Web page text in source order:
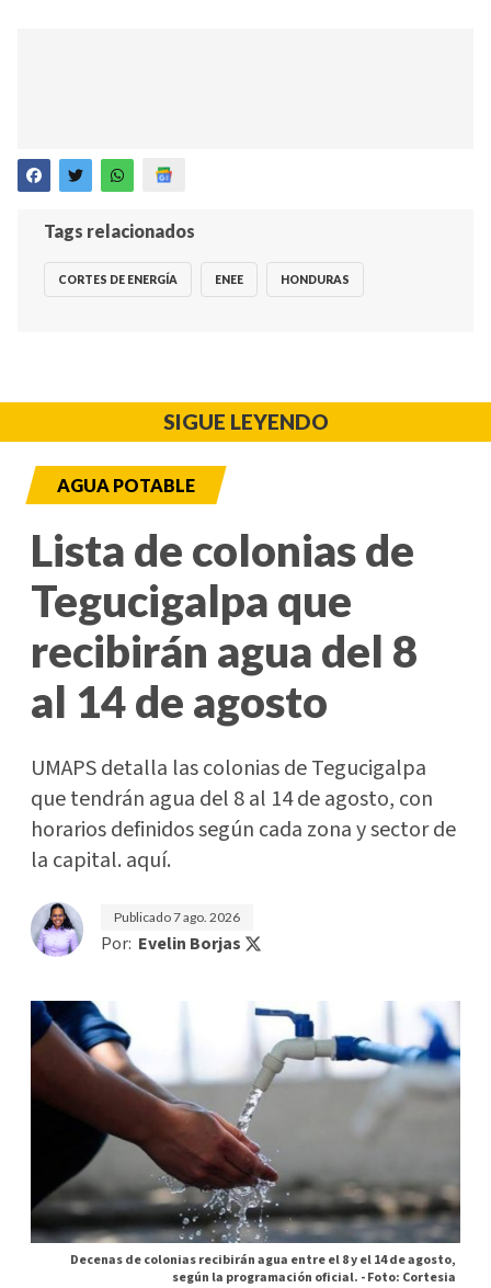
Tags relacionados
CORTES DE ENERGÍA ENEE HONDURAS
SIGUE LEYENDO
AGUA POTABLE
Lista de colonias de
Tegucigalpa que
recibirán agua del 8
al 14 de agosto
UMAPS detalla las colonias de Tegucigalpa
que tendrán agua del 8 al 14 de agosto, con
horarios definidos según cada zona y sector de
la capital. aquí.
Publicado7 ago. 2026
Por: Evelin Borjas
Decenas de colonias recibirán agua entre el 8 y el 14 de agosto,
según la programación oficial. -Foto: Cortesia